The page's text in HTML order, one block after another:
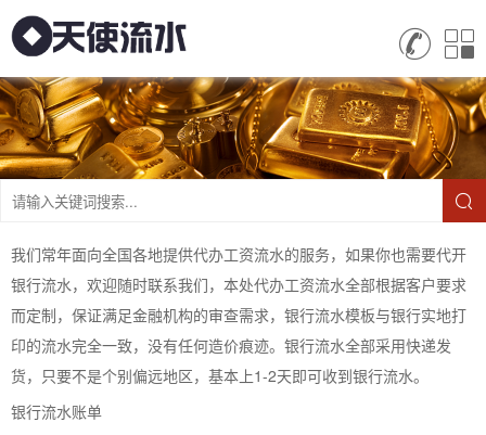
我们常年面向全国各地提供代办工资流水的服务，如果你也需要代开
银行流水，欢迎随时联系我们，本处代办工资流水全部根据客户要求
而定制，保证满足金融机构的审查需求，银行流水模板与银行实地打
印的流水完全一致，没有任何造价痕迹。银行流水全部采用快递发
货，只要不是个别偏远地区，基本上1-2天即可收到银行流水。
银行流水账单